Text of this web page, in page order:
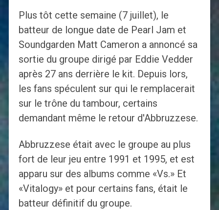
Plus tôt cette semaine (7 juillet), le
batteur de longue date de Pearl Jam et
Soundgarden Matt Cameron a annoncé sa
sortie du groupe dirigé par Eddie Vedder
après 27 ans derrière le kit. Depuis lors,
les fans spéculent sur qui le remplacerait
sur le trône du tambour, certains
demandant même le retour d'Abbruzzese.
Abbruzzese était avec le groupe au plus
fort de leur jeu entre 1991 et 1995, et est
apparu sur des albums comme «Vs.» Et
«Vitalogy» et pour certains fans, était le
batteur définitif du groupe.